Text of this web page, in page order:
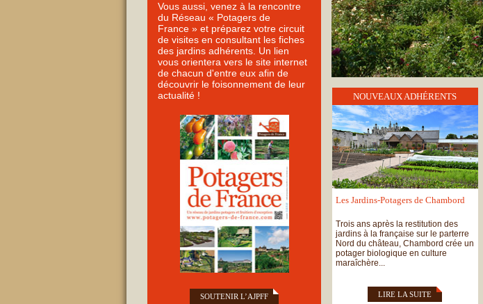
Vous aussi, venez à la rencontre
du Réseau « Potagers de
France » et préparez votre circuit
de visites en consultant les fiches
des jardins adhérents. Un lien
vous orientera vers le site internet
de chacun d'entre eux afin de
découvrir le foisonnement de leur
actualité !
SOUTENIR L’AJPFF
NOUVEAUX ADHÉRENTS
Les Jardins-Potagers de Chambord
Trois ans après la restitution des
jardins à la française sur le parterre
Nord du château, Chambord crée un
potager biologique en culture
maraîchère...
LIRE LA SUITE